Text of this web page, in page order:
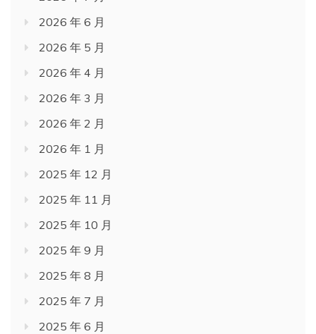
2026 年 6 月
2026 年 5 月
2026 年 4 月
2026 年 3 月
2026 年 2 月
2026 年 1 月
2025 年 12 月
2025 年 11 月
2025 年 10 月
2025 年 9 月
2025 年 8 月
2025 年 7 月
2025 年 6 月